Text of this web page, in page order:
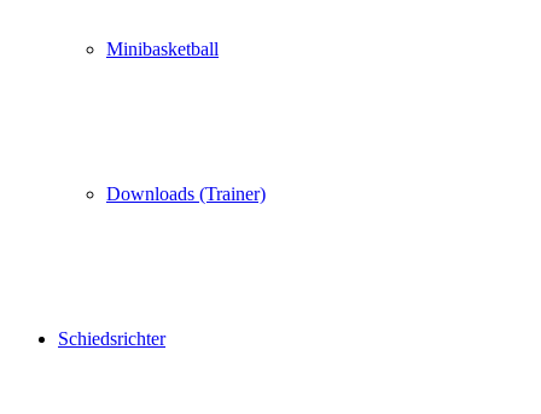
Minibasketball
Downloads (Trainer)
Schiedsrichter